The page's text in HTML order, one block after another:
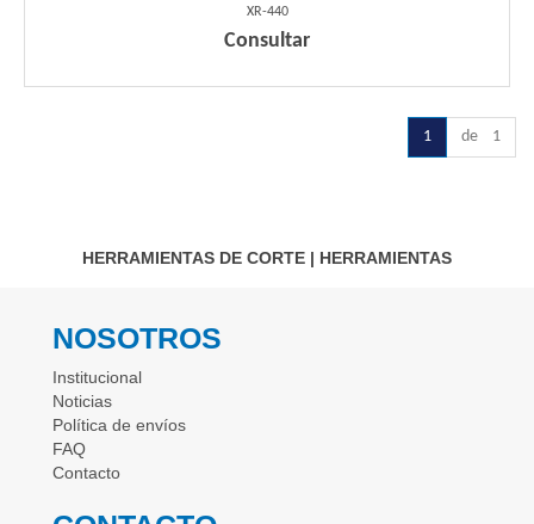
XR-440
Consultar
1 de 1
HERRAMIENTAS DE CORTE | HERRAMIENTAS
NOSOTROS
Institucional
Noticias
Política de envíos
FAQ
Contacto